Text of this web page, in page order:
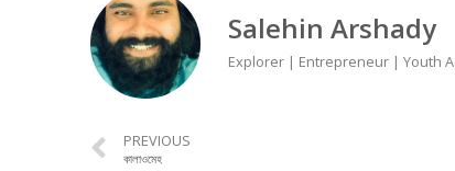
Salehin Arshady
Explorer | Entrepreneur | Youth
PREVIOUS
কালাওমেহ